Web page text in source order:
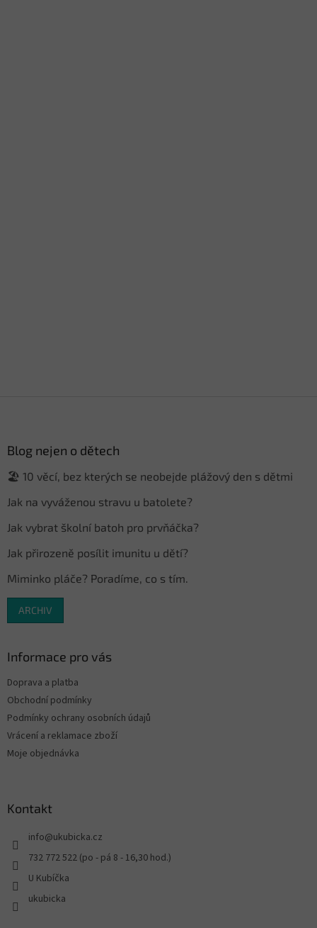
Blog nejen o dětech
🏖️ 10 věcí, bez kterých se neobejde plážový den s dětmi
Jak na vyváženou stravu u batolete?
Jak vybrat školní batoh pro prvňáčka?
Jak přirozeně posílit imunitu u dětí?
Miminko pláče? Poradíme, co s tím.
ARCHIV
Informace pro vás
Doprava a platba
Obchodní podmínky
Podmínky ochrany osobních údajů
Vrácení a reklamace zboží
Moje objednávka
Kontakt
info@ukubicka.cz
732 772 522 (po - pá 8 - 16,30 hod.)
U Kubíčka
ukubicka